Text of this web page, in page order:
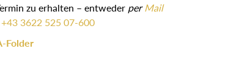
zu erhalten – entweder perMail
+43 3622 525 07-600
Folder